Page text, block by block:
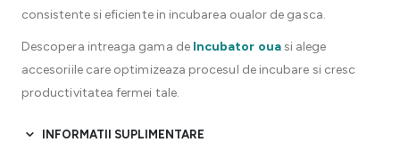
consistente si eficiente in incubarea oualor de gasca.
Descopera intreaga gama de Incubator ouasi alege
accesoriile care optimizeaza procesul de incubare si cresc
productivitatea fermei tale.
INFORMATII SUPLIMENTARE